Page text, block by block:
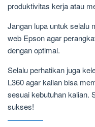
produktivitas kerja atau
Jangan lupa untuk selalu
web Epson agar
dengan optimal.
Selalu perhatikan juga
L360 agar kalian bisa
sesuai kebutuhan kalian.
sukses!